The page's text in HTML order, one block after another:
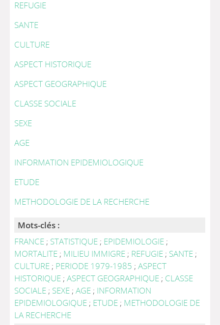
REFUGIE
SANTE
CULTURE
ASPECT HISTORIQUE
ASPECT GEOGRAPHIQUE
CLASSE SOCIALE
SEXE
AGE
INFORMATION EPIDEMIOLOGIQUE
ETUDE
METHODOLOGIE DE LA RECHERCHE
Mots-clés :
FRANCE ; STATISTIQUE ; EPIDEMIOLOGIE ;
MORTALITE ; MILIEU IMMIGRE ; REFUGIE ; SANTE ;
CULTURE ; PERIODE 1979-1985 ;ASPECT
HISTORIQUE ;ASPECT GEOGRAPHIQUE ; CLASSE
SOCIALE ; SEXE ;AGE ; INFORMATION
EPIDEMIOLOGIQUE ; ETUDE ; METHODOLOGIE DE
LA RECHERCHE